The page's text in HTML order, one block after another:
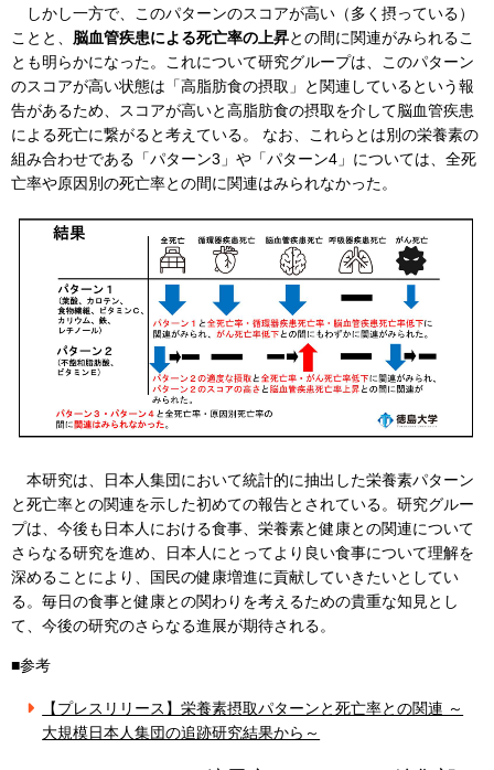
しかし一方で、このパターンのスコアが高い（多く摂っている）
ことと、 脳血管疾患による死亡率の上昇との間に関連がみられるこ
とも明らかになった。これについて研究グループは、このパターン
のスコアが高い状態は「高脂肪食の摂取」と関連しているという報
告があるため、スコアが高いと高脂肪食の摂取を介して脳血管疾患
による死亡に繋がると考えている。 なお、これらとは別の栄養素の
組み合わせである「パターン3」や「パターン4」については、全死
亡率や原因別の死亡率との間に関連はみられなかった。
本研究は、日本人集団において統計的に抽出した栄養素パターン
と死亡率との関連を示した初めての報告とされている。研究グルー
プは、今後も日本人における食事、栄養素と健康との関連について
さらなる研究を進め、日本人にとってより良い食事について理解を
深めることにより、国民の健康増進に貢献していきたいとしてい
る。毎日の食事と健康との関わりを考えるための貴重な知見とし
て、今後の研究のさらなる進展が期待される。
■参考
【プレスリリース】栄養素摂取パターンと死亡率との関連 ～
大規模日本人集団の追跡研究結果から～